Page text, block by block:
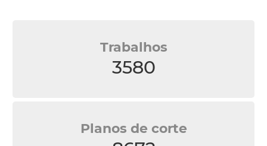
Trabalhos
3580
Planos de corte